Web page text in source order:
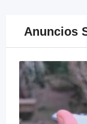
Anuncios